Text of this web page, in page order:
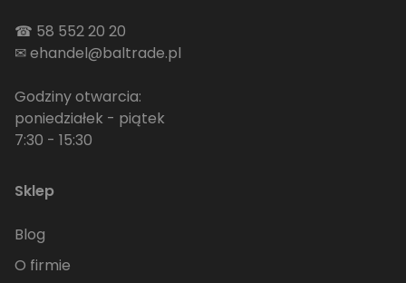
☎ 58 552 20 20
✉ehandel@baltrade.pl
Godziny otwarcia:
poniedziałek - piątek
7:30 - 15:30
Sklep
Blog
O firmie